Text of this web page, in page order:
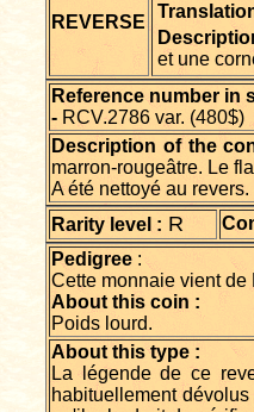
REVERSE
et une
Reference number in
- RCV.2786 var. (480$)
Description of the
marron-rougeâtre. Le
A été nettoyé au revers.
Rarity level : R
Pedigree :
Cette monnaie vient de
About this coin :
Poids lourd.
About this type :
La légende de ce
habituellement